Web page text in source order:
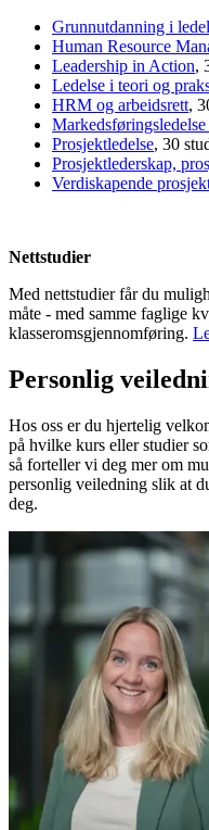
Grunnutdanning i
Human Resource
Leadership in Action,
Ledelse i teori og
HRM og arbeidsrett,
Markedsføringsledelse
Prosjektledelse, 30
Prosjektlederskap,
Verdiskapende
Nettstudier
Med nettstudier får du
måte - med samme faglige
klasseromsgjennomføring.
Personlig
Hos oss er du hjertelig
på hvilke kurs eller studier
så forteller vi deg mer om
personlig veiledning slik at
deg.